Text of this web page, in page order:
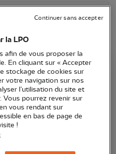
LPO Aquitaine
la LPO
afin de vous proposer la
En cliquant sur « Accepter
stockage de cookies sur
votre navigation sur nos
l’utilisation du site et
Vous pourrez revenir sur
vous rendant sur
en bas de page de
!
Continuer sans accepter